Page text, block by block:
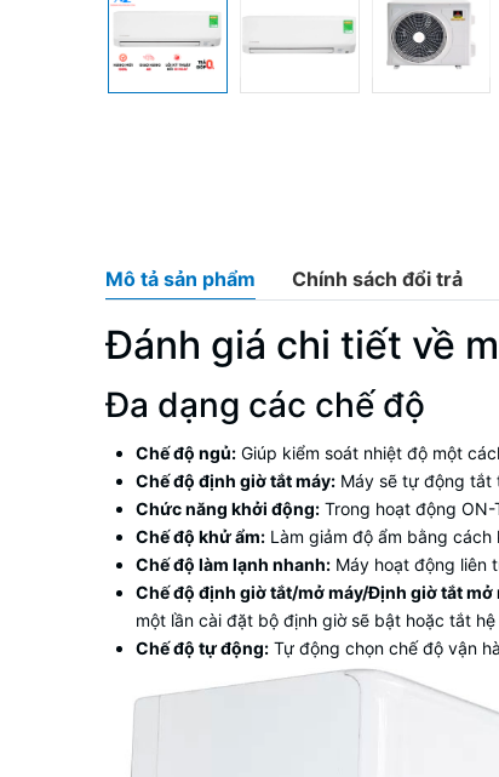
Mô tả sản phẩm Chính sách đổi trả
Đánh giá chi tiết về
Đa dạng các chế độ
Chế độ ngủ: Giúp kiểm soát nhiệt độ một
Chế độ định giờ tắt máy: Máy sẽ tự động tắt
Chức năng khởi động: Trong hoạt động
Chế độ khử ẩm: Làm giảm độ ẩm bằng
Chế độ làm lạnh nhanh: Máy hoạt động liên
Chế độ định giờ tắt/mở máy/Định giờ tắt mở
một lần cài đặt bộ định giờ sẽ bật hoặc tắt
Chế độ tự động: Tự động chọn chế độ vận